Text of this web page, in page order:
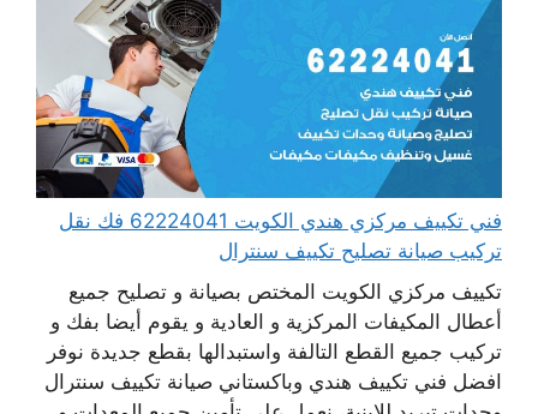
فني تكييف مركزي هندي الكويت 62224041 فك نقل
تركيب صيانة تصليح تكييف سنترال
تكييف مركزي الكويت المختص بصيانة و تصليح جميع
أعطال المكيفات المركزية و العادية و يقوم أيضا بفك و
تركيب جميع القطع التالفة واستبدالها بقطع جديدة نوفر
افضل فني تكييف هندي وباكستاني صيانة تكييف سنترال